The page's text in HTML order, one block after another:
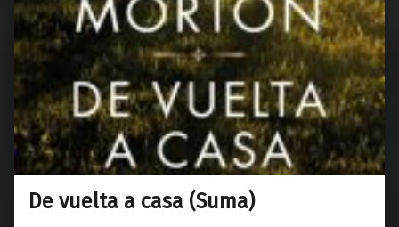
De vuelta a casa (Suma)